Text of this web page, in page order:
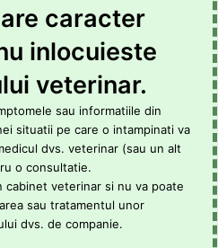
caracter
inlocuieste
veterinar.
sau informatiile din
situatii pe care o intampinati va
dvs. veterinar (sau un alt
o consultatie.
veterinar si nu va poate
sau tratamentul unor
dvs. de companie.